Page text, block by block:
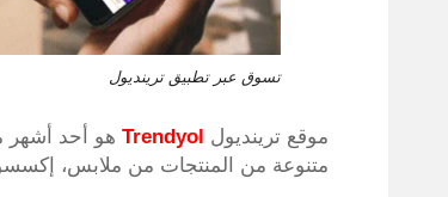
تسوق عبر تطبيق ترينديول
موقع ترينديول Trendyol هو أحد أشهر
متنوعة من المنتجات من ملابس،